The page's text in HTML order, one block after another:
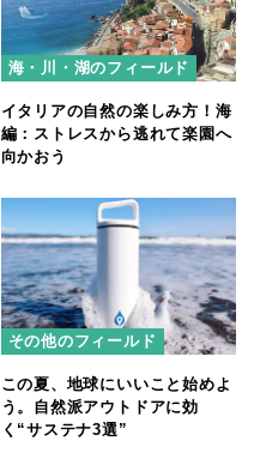
海・川・湖のフィールド
イタリアの自然の楽しみ方！海
編：ストレスから逃れて楽園へ
向かおう
その他のフィールド
この夏、地球にいいこと始めよ
う。自然派アウトドアに効
く“サステナ3選”